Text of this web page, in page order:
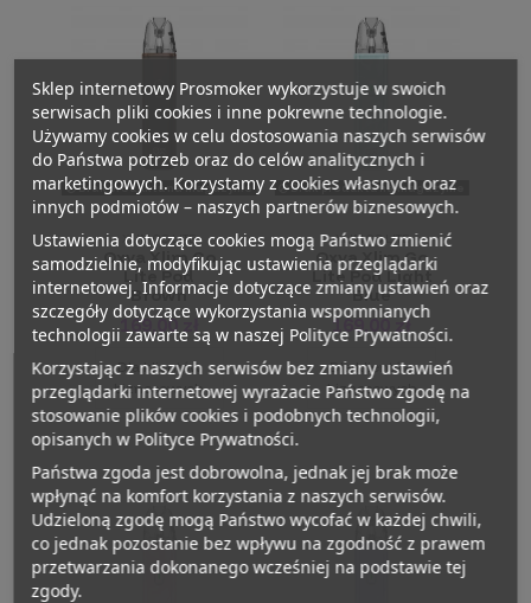
Brak produktu na magazynie
XLIM GO LITE
Oxva Xlim Go
Lite Pod
Brown
169,00 zł
Dla klientów
biznesowych
Brak produktu na magazynie
XLIM GO LITE
Oxva Xlim Go
Lite Pod Light
Blue
169,00 zł
Dla klientów
biznesowych
Sklep internetowy Prosmoker wykorzystuje w swoich
serwisach pliki cookies i inne pokrewne technologie.
Używamy cookies w celu dostosowania naszych serwisów
do Państwa potrzeb oraz do celów analitycznych i
marketingowych. Korzystamy z cookies własnych oraz
innych podmiotów – naszych partnerów biznesowych.
Ustawienia dotyczące cookies mogą Państwo zmienić
samodzielnie, modyfikując ustawienia przeglądarki
internetowej. Informacje dotyczące zmiany ustawień oraz
szczegóły dotyczące wykorzystania wspomnianych
technologii zawarte są w naszej Polityce Prywatności.
Korzystając z naszych serwisów bez zmiany ustawień
przeglądarki internetowej wyrażacie Państwo zgodę na
stosowanie plików cookies i podobnych technologii,
opisanych w Polityce Prywatności.
Państwa zgoda jest dobrowolna, jednak jej brak może
wpłynąć na komfort korzystania z naszych serwisów.
Udzieloną zgodę mogą Państwo wycofać w każdej chwili,
co jednak pozostanie bez wpływu na zgodność z prawem
przetwarzania dokonanego wcześniej na podstawie tej
zgody.